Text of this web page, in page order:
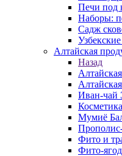
Печи под
Наборы:
Садж
Алтайская
Назад
Иван-чай
Мумиё
Фито и
Фито-